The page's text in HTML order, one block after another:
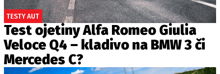
TESTY AUT
Test ojetiny Alfa Romeo Giulia
Veloce Q4 – kladivo na BMW 3 či
Mercedes C?